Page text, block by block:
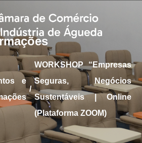
/
WORKSHOP “Empresas
Seguras, Negócios
Sustentáveis | Online
(Plataforma ZOOM)